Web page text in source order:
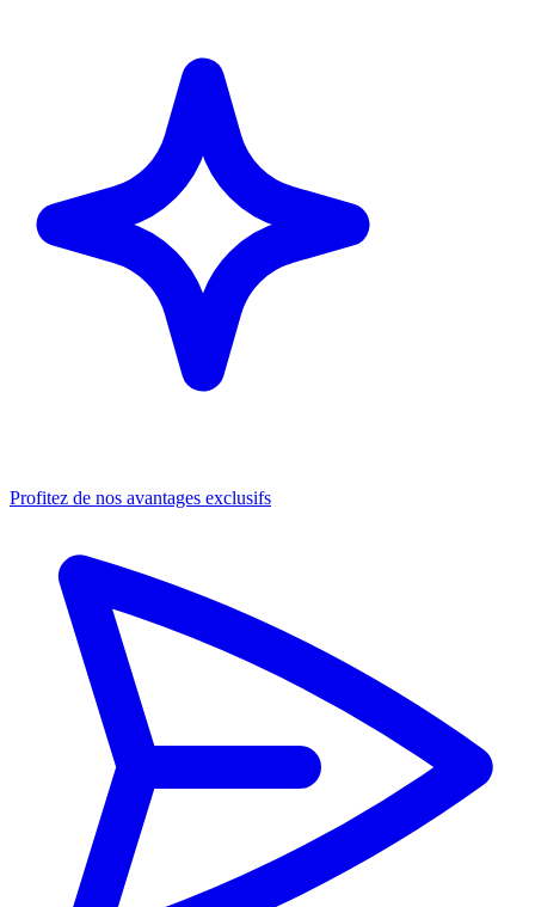
Profitez de nos avantages exclusifs